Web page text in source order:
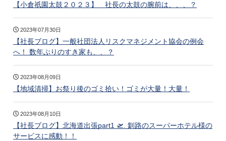
【小倉祇園太鼓２０２３】 社長の太鼓の腕前は、、、？
2023年07月30日
【社長ブログ】一般社団法人リスクマネジメント協会の例会
へ！ 数年ぶりのすき家も、、？
2023年08月09日
【地域清掃】お祭り後のゴミ拾い！ゴミが大量！大量！
2023年08月10日
【社長ブログ】北海道出張part1 🛫. 釧路のスーパーホテル様の
サービスに感動！！